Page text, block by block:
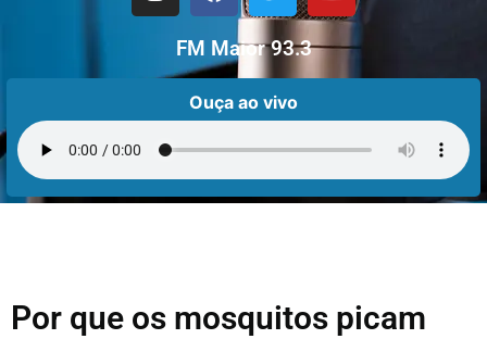
FM Maior 93.3
Ouça ao vivo
Por que os mosquitos picam